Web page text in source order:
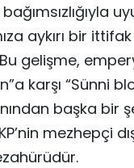
aykırı bir ittifak
gelişme,
karşı “Sünni
başka bir
mezhepçi